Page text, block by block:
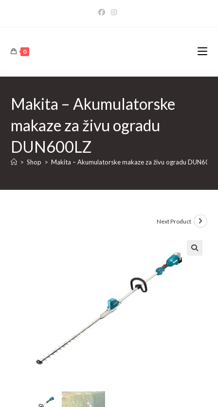
0
Makita – Akumulatorske
makaze za živu ogradu
DUN600LZ
> Shop > Makita – Akumulatorske makaze za živu ogradu
Next Product